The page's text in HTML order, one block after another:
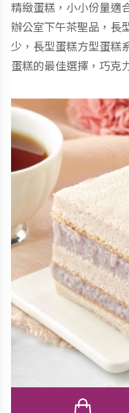
精緻蛋糕，小小份量適
辦公室下午茶聖品，長
少，長型蛋糕方型蛋糕
蛋糕的最佳選擇，巧克